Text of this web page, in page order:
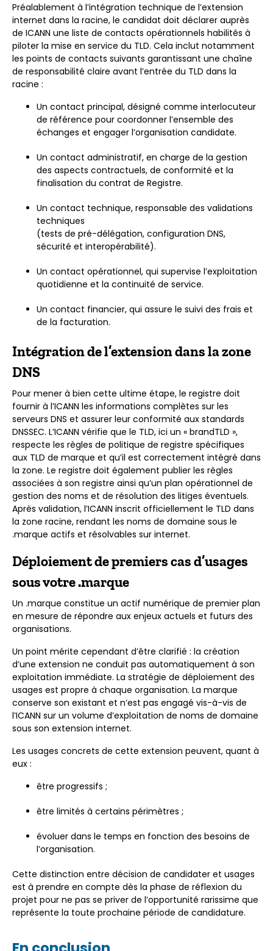
Préalablement à l’intégration technique de l’extension
internet dans la racine, le candidat doit déclarer auprès
de ICANN une liste de contacts opérationnels habilités à
piloter la mise en service du TLD. Cela inclut notamment
les points de contacts suivants garantissant une chaîne
de responsabilité claire avant l’entrée du TLD dans la
racine :
Un contact principal, désigné comme interlocuteur
de référence pour coordonner l’ensemble des
échanges et engager l’organisation candidate.
Un contact administratif, en charge de la gestion
des aspects contractuels, de conformité et la
finalisation du contrat de Registre.
Un contact technique, responsable des validations
techniques
(tests de pré-délégation, configuration DNS,
sécurité et interopérabilité).
Un contact opérationnel, qui supervise l’exploitation
quotidienne et la continuité de service.
Un contact financier, qui assure le suivi des frais et
de la facturation.
Intégration de l’extension dans la zone
DNS
Pour mener à bien cette ultime étape, le registre doit
fournir à l’ICANN les informations complètes sur les
serveurs DNS et assurer leur conformité aux standards
DNSSEC. L’ICANN vérifie que le TLD, ici un « brandTLD »,
respecte les règles de politique de registre spécifiques
aux TLD de marque et qu’il est correctement intégré dans
la zone. Le registre doit également publier les règles
associées à son registre ainsi qu’un plan opérationnel de
gestion des noms et de résolution des litiges éventuels.
Après validation, l’ICANN inscrit officiellement le TLD dans
la zone racine, rendant les noms de domaine sous le
.marque actifs et résolvables sur internet.
Déploiement de premiers cas d’usages
sous votre .marque
Un .marque constitue un actif numérique de premier plan
en mesure de répondre aux enjeux actuels et futurs des
organisations.
Un point mérite cependant d’être clarifié : la création
d’une extension ne conduit pas automatiquement à son
exploitation immédiate. La stratégie de déploiement des
usages est propre à chaque organisation. La marque
conserve son existant et n’est pas engagé vis-à-vis de
l’ICANN sur un volume d’exploitation de noms de domaine
sous son extension internet.
Les usages concrets de cette extension peuvent, quant à
eux :
être progressifs ;
être limités à certains périmètres ;
évoluer dans le temps en fonction des besoins de
l’organisation.
Cette distinction entre décision de candidater et usages
est à prendre en compte dès la phase de réflexion du
projet pour ne pas se priver de l’opportunité rarissime que
représente la toute prochaine période de candidature.